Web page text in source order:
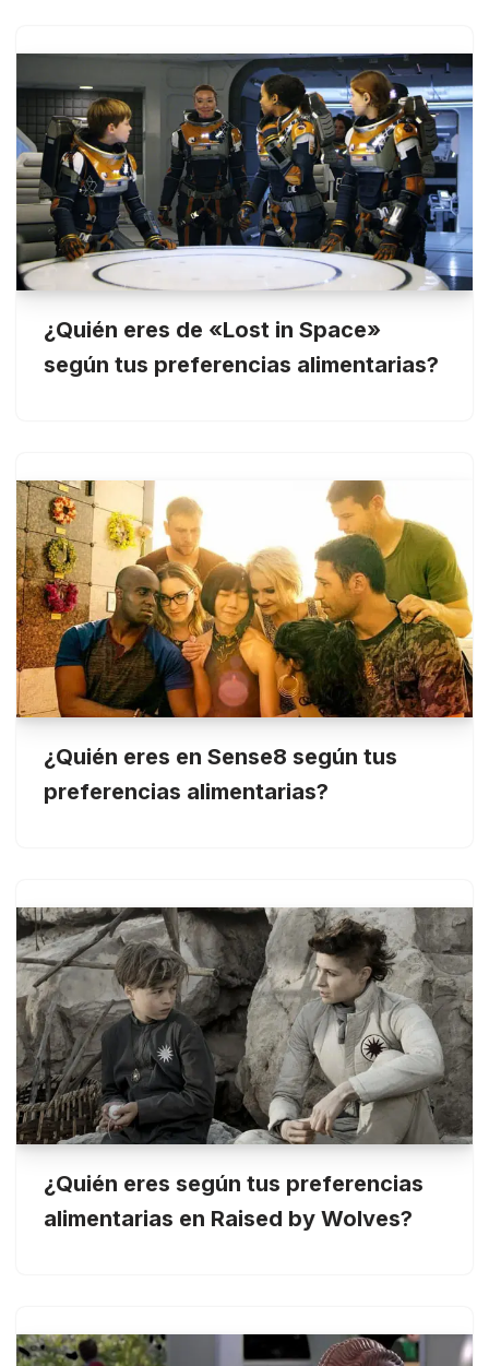
¿Quién eres de «Lost in Space»
según tus preferencias alimentarias?
¿Quién eres en Sense8 según tus
preferencias alimentarias?
¿Quién eres según tus preferencias
alimentarias en Raised by Wolves?